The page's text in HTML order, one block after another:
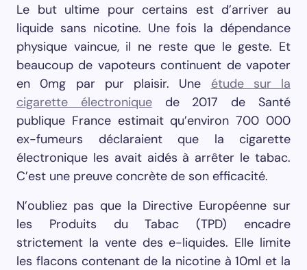
Le but ultime pour certains est d’arriver au
liquide sans nicotine. Une fois la dépendance
physique vaincue, il ne reste que le geste. Et
beaucoup de vapoteurs continuent de vapoter
en 0mg par pur plaisir. Une étude sur la
cigarette électroniquede 2017 de Santé
publique France estimait qu’environ 700 000
ex-fumeurs déclaraient que la cigarette
électronique les avait aidés à arrêter le tabac.
C’est une preuve concrète de son efficacité.
N’oubliez pas que la Directive Européenne sur
les Produits du Tabac (TPD) encadre
strictement la vente des e-liquides. Elle limite
les flacons contenant de la nicotine à 10ml et la